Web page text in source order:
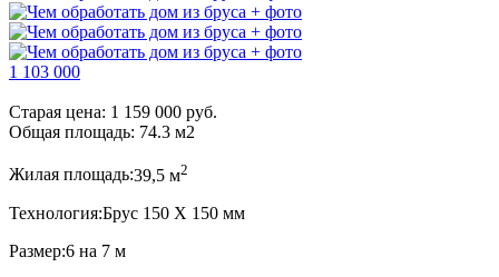
1 103 000
Старая цена: 1 159 000 руб.
Общая площадь: 74.3 м2
Жилая площадь:39,5 м2
Технология:Брус 150 Х 150 мм
Размер:6 на 7 м